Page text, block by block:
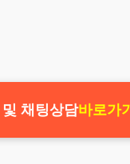
채팅상담바로가기